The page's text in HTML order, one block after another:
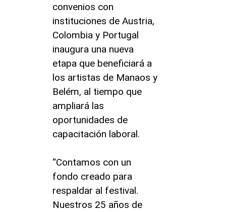
convenios con
instituciones de Austria,
Colombia y Portugal
inaugura una nueva
etapa que beneficiará a
los artistas de Manaos y
Belém, al tiempo que
ampliará las
oportunidades de
capacitación laboral.
“Contamos con un
fondo creado para
respaldar al festival.
Nuestros 25 años de